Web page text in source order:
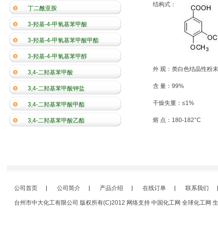
丁二酰亚胺
3-羟基-4-甲氧基苯甲酸
3-羟基-4-甲氧基苯甲酸甲酯
3-羟基-4-甲氧基苯甲醇
3,4-二羟基苯甲酸
3,4-二羟基苯甲酸钾盐
3,4-二羟基苯甲酸甲酯
3,4-二羟基苯甲酸乙酯
结构式：
外 观：类白色结晶性粉末
含 量：99%
干燥失重：≤1%
熔 点：180-182°C
公司首页 公司简介 产品介绍 在线订单 联系我们
台州市中大化工有限公司 版权所有(C)2012 网络支持 中国化工网 全球化工网